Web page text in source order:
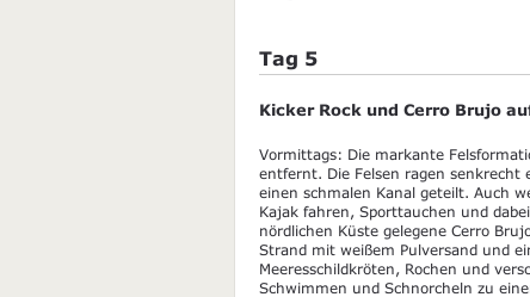
Tag 5
Kicker Rock und Cerro Brujo
Vormittags: Die markante
entfernt. Die Felsen ragen senkrecht
einen schmalen Kanal geteilt. Auch
Kajak fahren, Sporttauchen und
nördlichen Küste gelegene Cerro
Strand mit weißem Pulversand und
Meeresschildkröten, Rochen und
Schwimmen und Schnorcheln zu